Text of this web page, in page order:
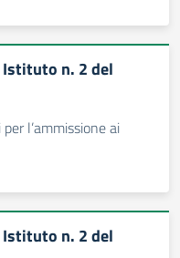
Istituto n. 2 del
l’ammissione ai
Istituto n. 2 del